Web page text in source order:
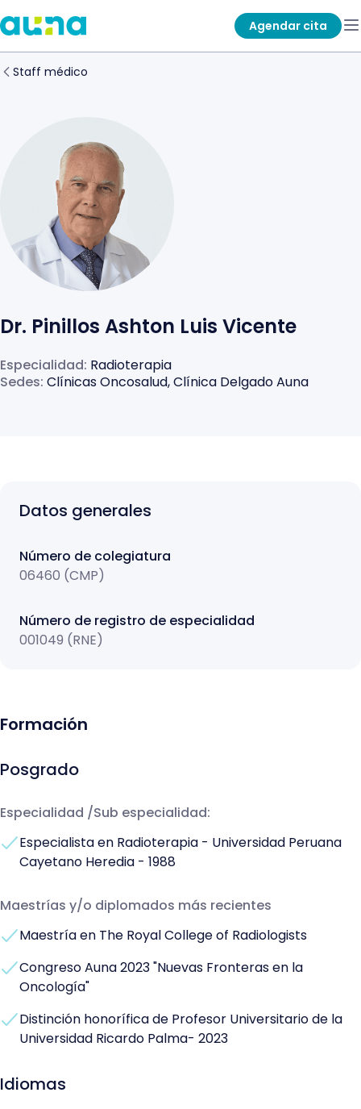
Agendar cita
Staff médico
Dr. Pinillos Ashton Luis Vicente
Especialidad: Radioterapia
Sedes: Clínicas Oncosalud, Clínica Delgado Auna
Datos generales
Número de colegiatura
06460 (CMP)
Número de registro de especialidad
001049 (RNE)
Formación
Posgrado
Especialidad /Sub especialidad:
Especialista en Radioterapia - Universidad Peruana
Cayetano Heredia - 1988
Maestrías y/o diplomados más recientes
Maestría en The Royal College of Radiologists
Congreso Auna 2023 "Nuevas Fronteras en la
Oncología"
Distinción honorífica de Profesor Universitario de la
Universidad Ricardo Palma- 2023
Idiomas